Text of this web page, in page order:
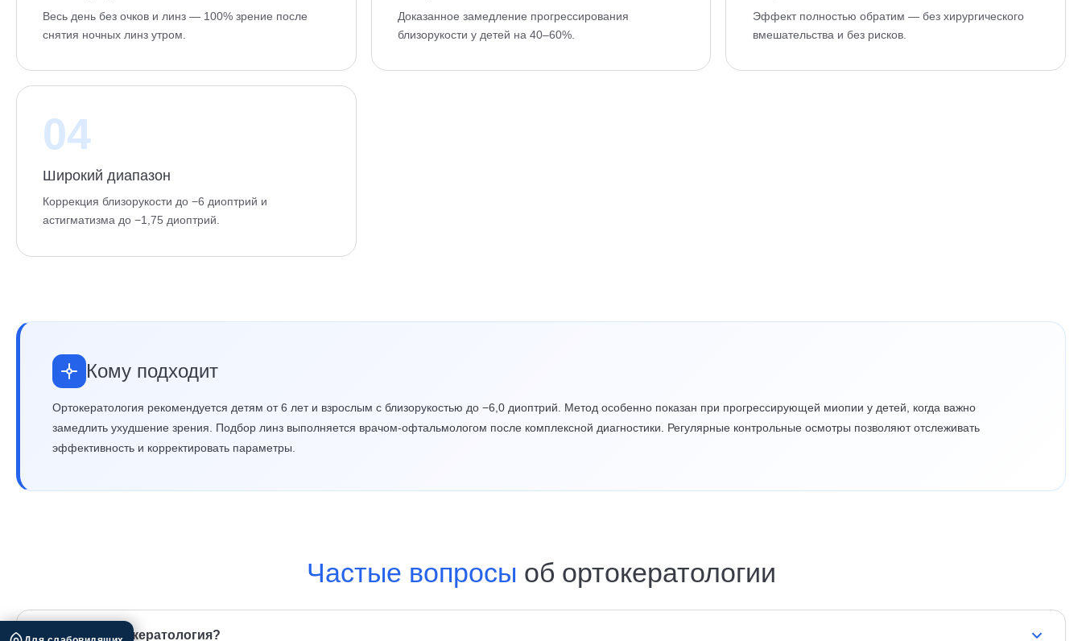
Весь день без очков и линз — 100% зрение после
снятия ночных линз утром.
Доказанное замедление прогрессирования
близорукости у детей на 40–60%.
Эффект полностью обратим — без хирургического
вмешательства и без рисков.
04
Широкий диапазон
Коррекция близорукости до −6 диоптрий и
астигматизма до −1,75 диоптрий.
Кому подходит
Ортокератология рекомендуется детям от 6 лет и взрослым с близорукостью до −6,0 диоптрий. Метод особенно показан при прогрессирующей миопии у детей, когда важно
замедлить ухудшение зрения. Подбор линз выполняется врачом-офтальмологом после комплексной диагностики. Регулярные контрольные осмотры позволяют отслеживать
эффективность и корректировать параметры.
Частые вопросы об ортокератологии
Что такое ортокератология?